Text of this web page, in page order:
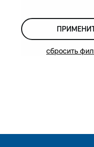
сбросить